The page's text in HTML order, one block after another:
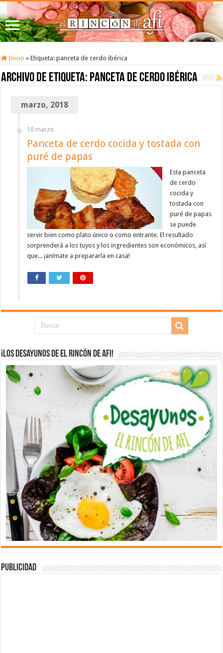
Inicio » Etiqueta:panceta de cerdo ibérica
Archivo de etiqueta: panceta de cerdo ibérica
marzo, 2018
10 marzo
Panceta de cerdo cocida y tostada con
puré de papas
Esta panceta
de cerdo
cocida y
tostada con
puré de papas
se puede
servir bien como plato único o como entrante. El resultado
sorprenderá a los tuyos y los ingredientes son económicos, así
que... ¡anímate a prepararla en casa!
¡Los desayunos de El Rincón de Afi!
Publicidad